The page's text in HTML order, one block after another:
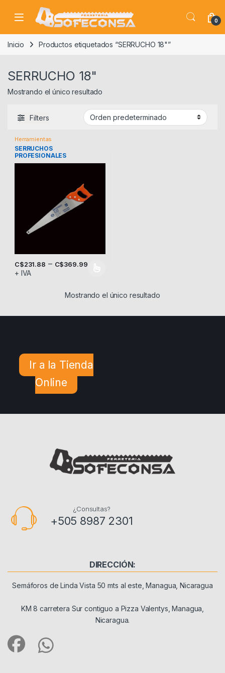
Skip to navigation
Skip to content
0
Inicio Productos etiquetados “SERRUCHO 18"”
SERRUCHO 18"
Mostrando el único resultado
Filters
Herramientas
SERRUCHOS
PROFESIONALES
TOOLCRAFT
C$231.88 – C$369.99
+ IVA
Este producto tiene múltiples variantes. Las opciones se
Mostrando el único resultado
Ir a la Tienda
Online
¿Consultas?
+505 8987 2301
DIRECCIÓN:
Semáforos de Linda Vista 50 mts al este, Managua, Nicaragua
KM 8 carretera Sur contiguo a Pizza Valentys, Managua,
Nicaragua.